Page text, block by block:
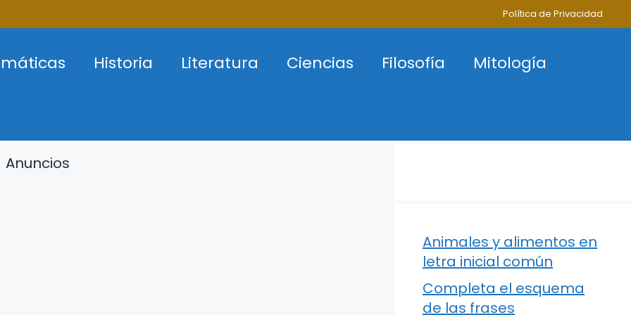
Política de Privacidad
Historia Literatura Ciencias Filosofía
Mitología
Anuncios
Animales y alimentos en
letra inicial común
Completa el esquema
de las frases